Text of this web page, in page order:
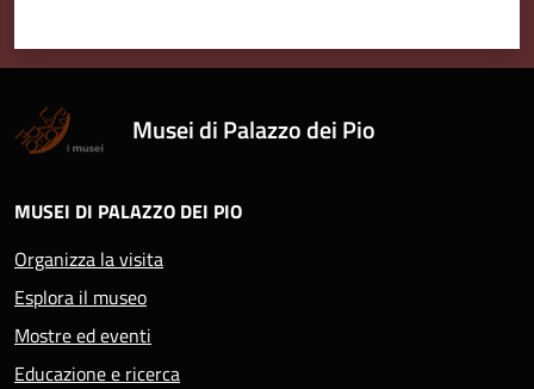
Musei di Palazzo dei Pio
MUSEI DI PALAZZO DEI PIO
Organizza la visita
Esplora il museo
Mostre ed eventi
Educazione e ricerca